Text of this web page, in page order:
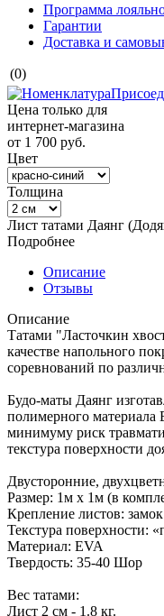
Программа
Гарантии
Доставка и
(0)
Цена только для
интернет-магазина
от 1 700 руб.
Цвет
Толщина
Лист татами Даянг
Подробнее
Описание
Отзывы
Описание
Татами "Ласточкин
качестве напольного
соревнований по
Будо-маты Даянг
полимерного материала
минимуму риск
текстура поверхности
Двусторонние,
Размер: 1м х 1м (в
Крепление листов:
Текстура поверхности:
Материал: EVA
Твердость: 35-40 Шор
Вес татами:
Лист 2 см - 1.8 кг.